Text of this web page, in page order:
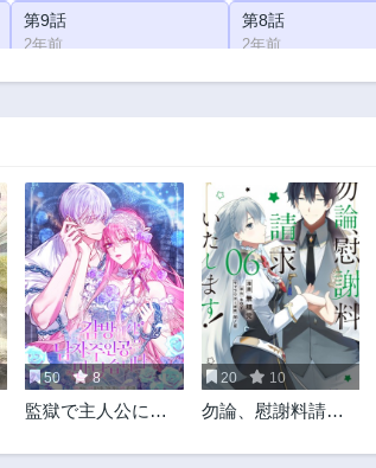
第9話
2年前
第8話
2年前
第4話 第3話
50 8
監獄で主人公に出
20 10
勿論、慰謝料請求